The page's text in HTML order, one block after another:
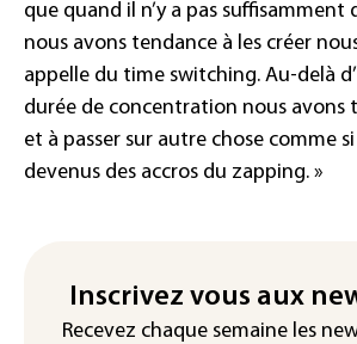
que quand il n’y a pas suffisamment
nous avons tendance à les créer
appelle du time switching. Au-delà
durée de concentration nous avons
et à passer sur autre chose comme
devenus des accros du zapping. »
Inscrivez vous aux
Recevez chaque semaine les